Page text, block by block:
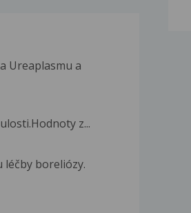
Ureaplasmu a
z...
léčby boreliózy.